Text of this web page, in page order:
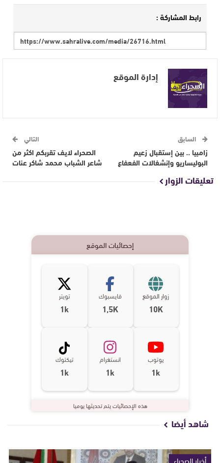
رابط المشاركة :
إدارة الموقع
السابق
زامبيا .. بين إستقبال زعيم
البوليساريو وإنشغالات الفعفاع
التالي
الصحراء لايف تقربكم اكثر من
شاعر الشباب محمد شاكر عنات
تعليقات الزوار
إحصائيات الموقع
زوار الموقع
10K
فايسبوك
1,5K
تويتر
1k
يوتوب
1k
انستغرام
1k
تيكتوك
1k
هذه الإحصائيات يتم تحديثها يوميا
شاهد أيضا
أخبار الصحراء